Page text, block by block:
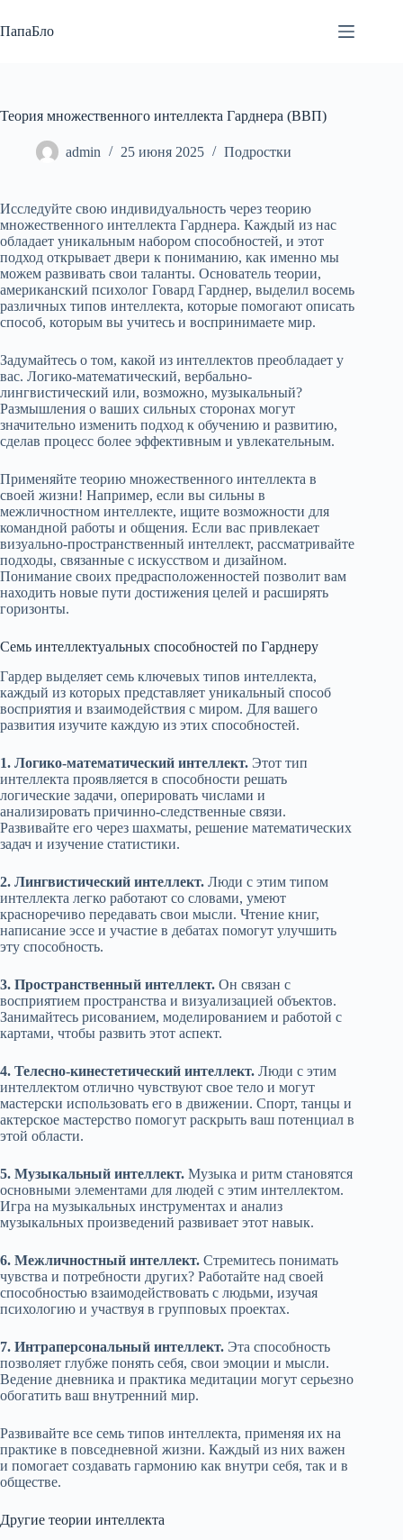
к
сути
ПапаБло
Теория множественного интеллекта Гарднера (ВВП)
admin 25 июня 2025 Подростки
Исследуйте свою индивидуальность через теорию
множественного интеллекта Гарднера. Каждый из нас
обладает уникальным набором способностей, и этот
подход открывает двери к пониманию, как именно мы
можем развивать свои таланты. Основатель теории,
американский психолог Говард Гарднер, выделил восемь
различных типов интеллекта, которые помогают описать
способ, которым вы учитесь и воспринимаете мир.
Задумайтесь о том, какой из интеллектов преобладает у
вас. Логико-математический, вербально-
лингвистический или, возможно, музыкальный?
Размышления о ваших сильных сторонах могут
значительно изменить подход к обучению и развитию,
сделав процесс более эффективным и увлекательным.
Применяйте теорию множественного интеллекта в
своей жизни! Например, если вы сильны в
межличностном интеллекте, ищите возможности для
командной работы и общения. Если вас привлекает
визуально-пространственный интеллект, рассматривайте
подходы, связанные с искусством и дизайном.
Понимание своих предрасположенностей позволит вам
находить новые пути достижения целей и расширять
горизонты.
Семь интеллектуальных способностей по Гарднеру
Гардер выделяет семь ключевых типов интеллекта,
каждый из которых представляет уникальный способ
восприятия и взаимодействия с миром. Для вашего
развития изучите каждую из этих способностей.
1. Логико-математический интеллект. Этот тип
интеллекта проявляется в способности решать
логические задачи, оперировать числами и
анализировать причинно-следственные связи.
Развивайте его через шахматы, решение математических
задач и изучение статистики.
2. Лингвистический интеллект. Люди с этим типом
интеллекта легко работают со словами, умеют
красноречиво передавать свои мысли. Чтение книг,
написание эссе и участие в дебатах помогут улучшить
эту способность.
3. Пространственный интеллект. Он связан с
восприятием пространства и визуализацией объектов.
Занимайтесь рисованием, моделированием и работой с
картами, чтобы развить этот аспект.
4. Телесно-кинестетический интеллект. Люди с этим
интеллектом отлично чувствуют свое тело и могут
мастерски использовать его в движении. Спорт, танцы и
актерское мастерство помогут раскрыть ваш потенциал в
этой области.
5. Музыкальный интеллект. Музыка и ритм становятся
основными элементами для людей с этим интеллектом.
Игра на музыкальных инструментах и анализ
музыкальных произведений развивает этот навык.
6. Межличностный интеллект. Стремитесь понимать
чувства и потребности других? Работайте над своей
способностью взаимодействовать с людьми, изучая
психологию и участвуя в групповых проектах.
7. Интраперсональный интеллект. Эта способность
позволяет глубже понять себя, свои эмоции и мысли.
Ведение дневника и практика медитации могут серьезно
обогатить ваш внутренний мир.
Развивайте все семь типов интеллекта, применяя их на
практике в повседневной жизни. Каждый из них важен
и помогает создавать гармонию как внутри себя, так и в
обществе.
Другие теории интеллекта